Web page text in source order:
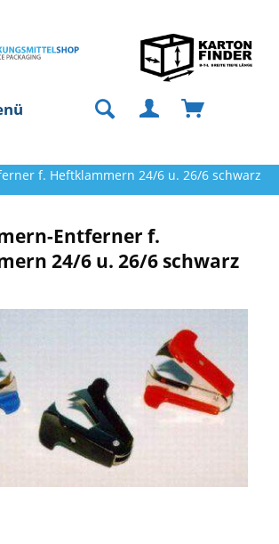
f. Heftklammern 24/6 u. 26/6 schwarz
Entferner f.
24/6 u. 26/6 schwarz